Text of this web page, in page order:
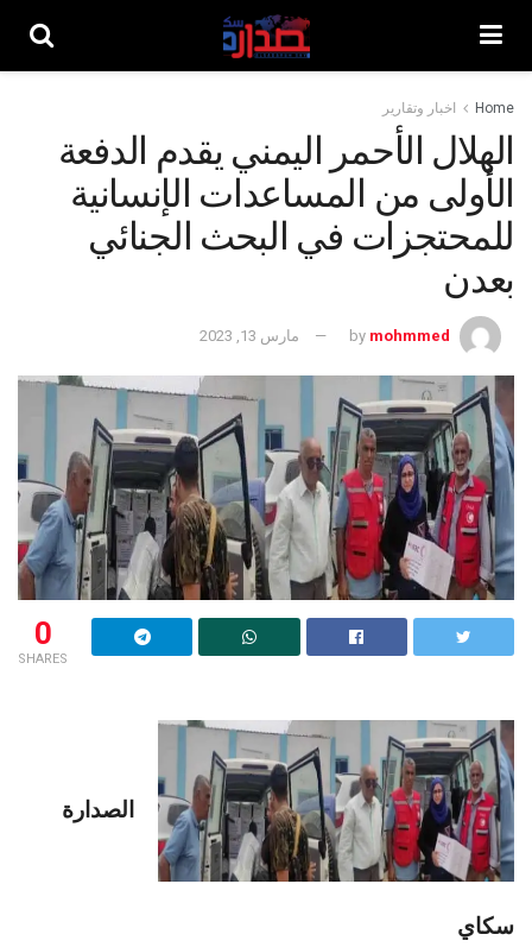
Home اخبار وتقارير
الهلال الأحمر اليمني يقدم الدفعة
الأولى من المساعدات الإنسانية
للمحتجزات في البحث الجنائي
بعدن
by mohmmed مارس 13, 2023
0
SHARES
الصدارة
سكاي